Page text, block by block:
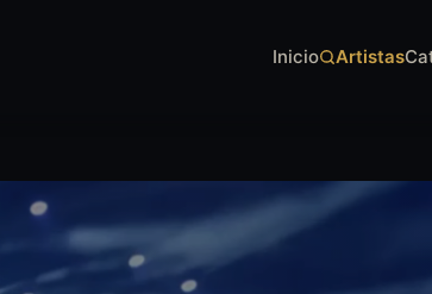
Inicio Artistas